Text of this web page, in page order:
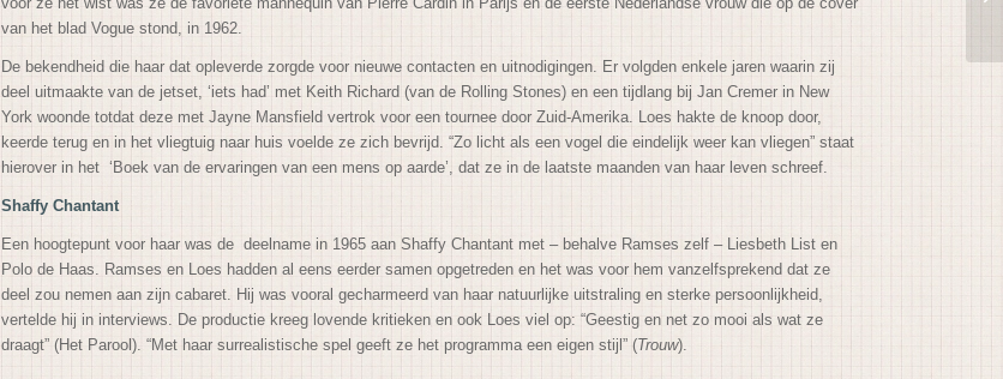
van het blad Vogue stond, in 1962.
De bekendheid die haar dat opleverde zorgde voor nieuwe contacten en uitnodigingen. Er volgden enkele jaren waarin zij
deel uitmaakte van de jetset, ‘iets had’ met Keith Richard (van de Rolling Stones) en een tijdlang bij Jan Cremer in New
York woonde totdat deze met Jayne Mansfield vertrok voor een tournee door Zuid-Amerika. Loes hakte de knoop door,
keerde terug en in het vliegtuig naar huis voelde ze zich bevrijd. “Zo licht als een vogel die eindelijk weer kan vliegen” staat
hierover in het ‘Boek van de ervaringen van een mens op aarde’, dat ze in de laatste maanden van haar leven schreef.
Shaffy Chantant
Een hoogtepunt voor haar was de deelname in 1965 aan Shaffy Chantant met – behalve Ramses zelf – Liesbeth List en
Polo de Haas. Ramses en Loes hadden al eens eerder samen opgetreden en het was voor hem vanzelfsprekend dat ze
deel zou nemen aan zijn cabaret. Hij was vooral gecharmeerd van haar natuurlijke uitstraling en sterke persoonlijkheid,
vertelde hij in interviews. De productie kreeg lovende kritieken en ook Loes viel op: “Geestig en net zo mooi als wat ze
draagt” (Het Parool). “Met haar surrealistische spel geeft ze het programma een eigen stijl” (Trouw).